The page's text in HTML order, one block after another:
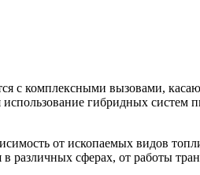
с комплексными вызовами,
гибридных
от ископаемых видов
различных сферах, от работы